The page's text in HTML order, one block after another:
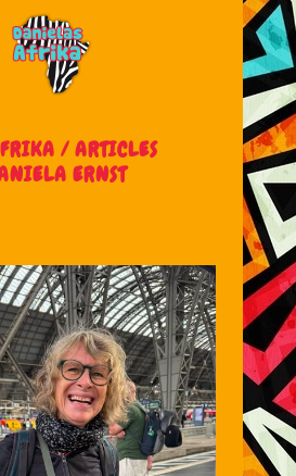
/ ARTICLES
ERNST